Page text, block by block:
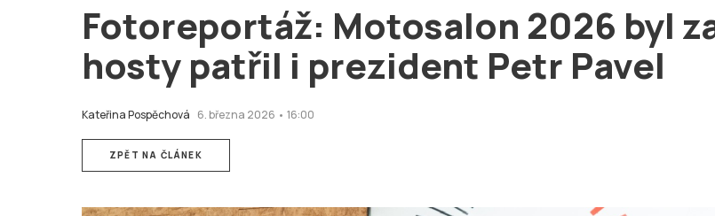
Fotoreportáž: Motosalon 2026 byl
hosty patřil i prezident Petr Pavel
Kateřina Pospěchová 6. března 2026 • 16:00
ZPĚT NA ČLÁNEK